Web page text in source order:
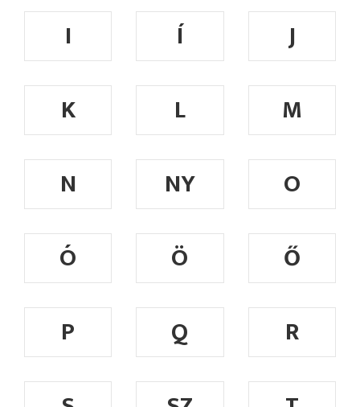
I
Í
J
K
L
M
N
NY
O
Ó
Ö
Ő
P
Q
R